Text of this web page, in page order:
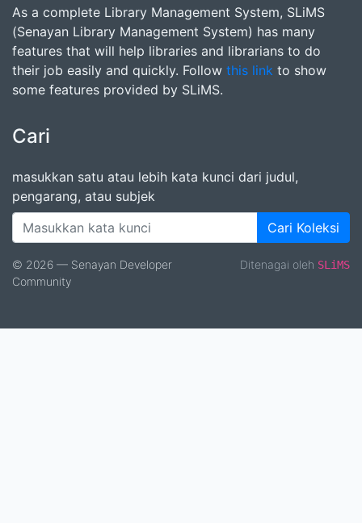
As a complete Library Management System, SLiMS
(Senayan Library Management System) has many
features that will help libraries and librarians to do
their job easily and quickly. Follow this link to show
some features provided by SLiMS.
Cari
masukkan satu atau lebih kata kunci dari judul,
pengarang, atau subjek
Cari Koleksi
© 2026 — Senayan Developer
Community
Ditenagai oleh SLiMS